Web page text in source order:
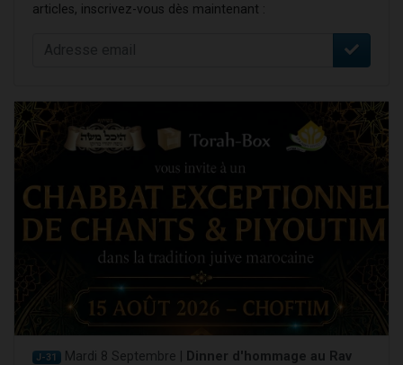
articles, inscrivez-vous dès maintenant :
J-31 Mardi 8 Septembre |
Dinner d'hommage au Rav